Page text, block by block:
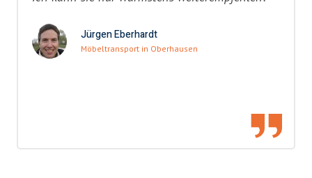
Jürgen Eberhardt
Möbeltransport in Oberhausen